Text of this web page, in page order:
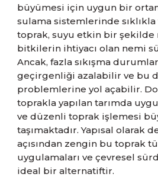
büyümesi için uygun bir
sulama sistemlerinde
toprak, suyu etkin bir şekilde
bitkilerin ihtiyacı olan nemi
Ancak, fazla sıkışma
geçirgenliği azalabilir ve bu
problemlerine yol açabilir.
toprakla yapılan tarımda
ve düzenli toprak işlemesi
taşımaktadır. Yapısal olarak
açısından zengin bu toprak
uygulamaları ve çevresel
ideal bir alternatiftir.